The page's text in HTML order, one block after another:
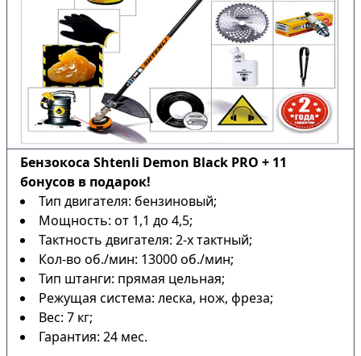
Бензокоса Shtenli Demon Black PRO + 11
бонусов в подарок!
Тип двигателя: бензиновый;
Мощность: от 1,1 до 4,5;
Тактность двигателя: 2-х тактный;
Кол-во об./мин: 13000 об./мин;
Тип штанги: прямая цельная;
Режущая система: леска, нож, фреза;
Вес: 7 кг;
Гарантия: 24 мес.